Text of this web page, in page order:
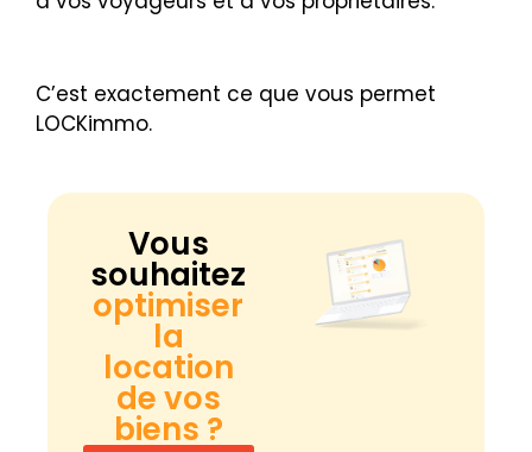
C’est exactement ce que vous permet
LOCKimmo.
Vous
souhaitez
optimiser
la
location
de vos
biens ?